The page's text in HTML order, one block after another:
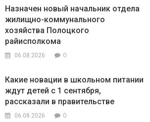
Назначен новый начальник отдела
жилищно-коммунального
хозяйства Полоцкого
райисполкома
06.08.2026 0
Какие новации в школьном питании
ждут детей с 1 сентября,
рассказали в правительстве
06.08.2026 0